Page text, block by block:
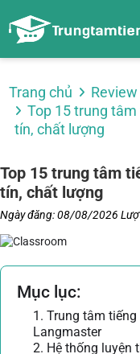
Trang chủ
Top 15 trung
tín, chất lượng
Top 15 trung tâm
tín, chất lượng
Ngày đăng: 08/08/2026
Mục lục:
1. Trung tâm
Langmaster
2. Hệ thống luyện